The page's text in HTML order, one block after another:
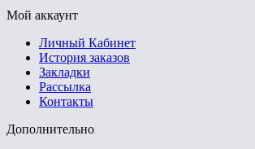
Мой аккаунт
Личный Кабинет
История заказов
Закладки
Рассылка
Контакты
Дополнительно